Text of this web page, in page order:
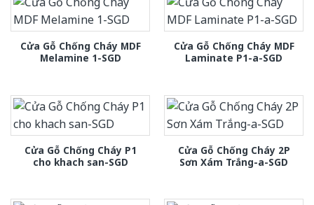
Cửa Gỗ Chống Cháy MDF
Melamine 1-SGD
Cửa Gỗ Chống Cháy MDF
Laminate P1-a-SGD
Cửa Gỗ Chống Cháy P1
cho khach san-SGD
Cửa Gỗ Chống Cháy 2P
Sơn Xám Trắng-a-SGD